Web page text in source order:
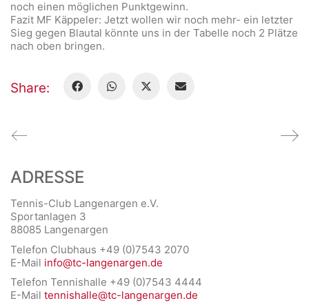
noch einen möglichen Punktgewinn.
Fazit MF Käppeler: Jetzt wollen wir noch mehr- ein letzter
Sieg gegen Blautal könnte uns in der Tabelle noch 2 Plätze
nach oben bringen.
Share:
ADRESSE
Tennis-Club Langenargen e.V.
Sportanlagen 3
88085 Langenargen
Telefon Clubhaus +49 (0)7543 2070
E-Mail info@tc-langenargen.de
Telefon Tennishalle +49 (0)7543 4444
E-Mail tennishalle@tc-langenargen.de